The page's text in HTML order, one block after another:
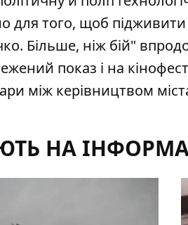
для того, щоб
Більше, ніж бій"
показ і на
між керівництвом
НА